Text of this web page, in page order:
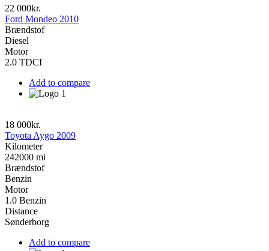
22 000kr.
Ford Mondeo 2010
Brændstof
Diesel
Motor
2.0 TDCI
Add to compare
18 000kr.
Toyota Aygo 2009
Kilometer
242000 mi
Brændstof
Benzin
Motor
1.0 Benzin
Distance
Sønderborg
Add to compare